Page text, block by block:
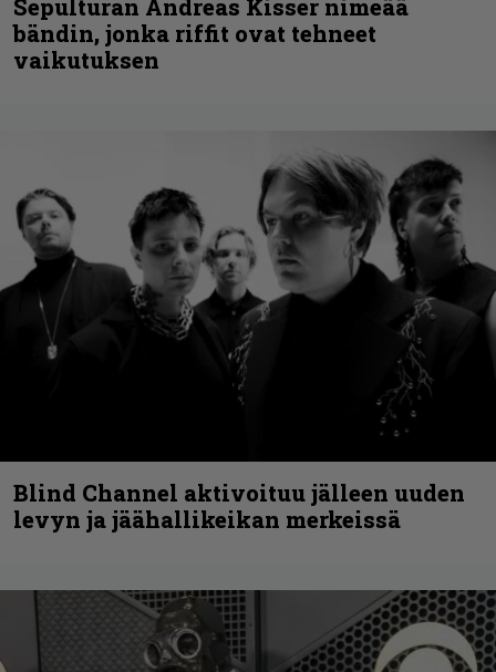
Sepulturan Andreas Kisser nimeää
bändin, jonka riffit ovat tehneet
vaikutuksen
Blind Channel aktivoituu jälleen uuden
levyn ja jäähallikeikan merkeissä